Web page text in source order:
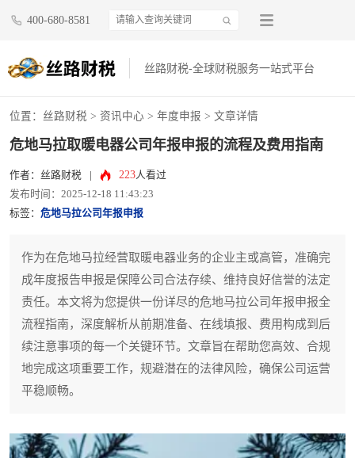
400-680-8581
丝路财税-全球财税服务一站式平台
位置： 丝路财税 > 资讯中心 > 年度申报 > 文章详情
危地马拉取暖电器公司年报申报的流程及费用指南
作者：丝路财税 223人看过
发布时间：2025-12-18 11:43:23
标签： 危地马拉公司年报申报
作为在危地马拉经营取暖电器业务的企业主或高管，准确完
成年度报告申报是保障公司合法存续、维持良好信誉的法定
责任。本文将为您提供一份详尽的危地马拉公司年报申报全
流程指南，深度解析从前期准备、在线填报、费用构成到后
续注意事项的每一个关键环节。文章旨在帮助您高效、合规
地完成这项重要工作，规避潜在的法律风险，确保公司运营
平稳顺畅。